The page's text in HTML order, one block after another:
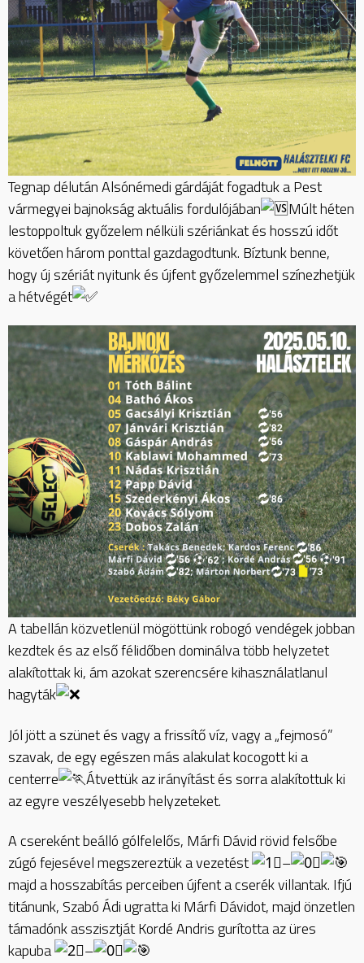
Tegnap délután Alsónémedi gárdáját fogadtuk a Pest
vármegyei bajnokság aktuális fordulójában
Múlt héten
lestoppoltuk győzelem nélküli szériánkat és hosszú időt
követően három ponttal gazdagodtunk. Bíztunk benne,
hogy új szériát nyitunk és újfent győzelemmel színezhetjük
a hétvégét
A tabellán közvetlenül mögöttünk robogó vendégek jobban
kezdtek és az első félidőben dominálva több helyzetet
alakítottak ki, ám azokat szerencsére kihasználatlanul
hagyták
Jól jött a szünet és vagy a frissítő víz, vagy a „fejmosó”
szavak, de egy egészen más alakulat kocogott ki a
centerre
Átvettük az irányítást és sorra alakítottuk ki
az egyre veszélyesebb helyzeteket.
A csereként beálló gólfelelős, Márfi Dávid rövid felsőbe
zúgó fejesével megszereztük a vezetést
–
majd a hosszabítás perceiben újfent a cserék villantak. Ifjú
titánunk, Szabó Ádi ugratta ki Márfi Dávidot, majd önzetlen
támadónk asszisztját Kordé Andris gurította az üres
kapuba
–